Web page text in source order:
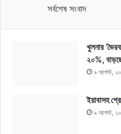
সর্বশেষ সংবাদ
খুলনার
২০%,
৯ আগস্ট,
ইয়াবাসহ
৯ আগস্ট,